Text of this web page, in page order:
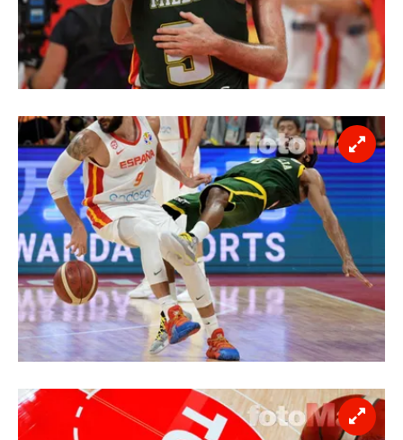
Çerezlere ilişkin tercihlerinizi aşağıda yer alan panel
vasıtasıyla belirleyebilirsiniz. Çerezlere ilişkin detaylı bilgi
için Ayarlar butonuna tıklayabilir,Çerez Bilgilendirme
Metnimizi
ziyaret edebilirsiniz.
6698 sayılı Kişisel Verilerin Korunması Kanunu uyarınca
hazırlanmış Aydınlatma Metnimizi okumak ve sitemizde
ilgili mevzuata uygun olarak kullanılan çerezlerle ilgili bilgi
almak için lütfentıklayınız.